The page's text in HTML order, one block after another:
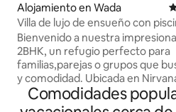
Alojamiento en Wada
Villa de lujo de ensueño con
privada
Bienvenido a nuestra
2BHK, un refugio perfecto para
familias,parejas o grupos que
y comodidad. Ubicada en
Wollywood,esta villa cuenta con
dormitorios elegantes con baños
Comodidades